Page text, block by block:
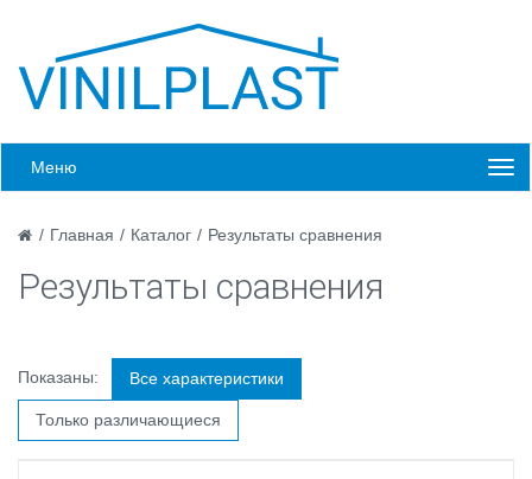
Меню
/ Главная / Каталог / Результаты сравнения
Результаты сравнения
Показаны: Все характеристики
Только различающиеся